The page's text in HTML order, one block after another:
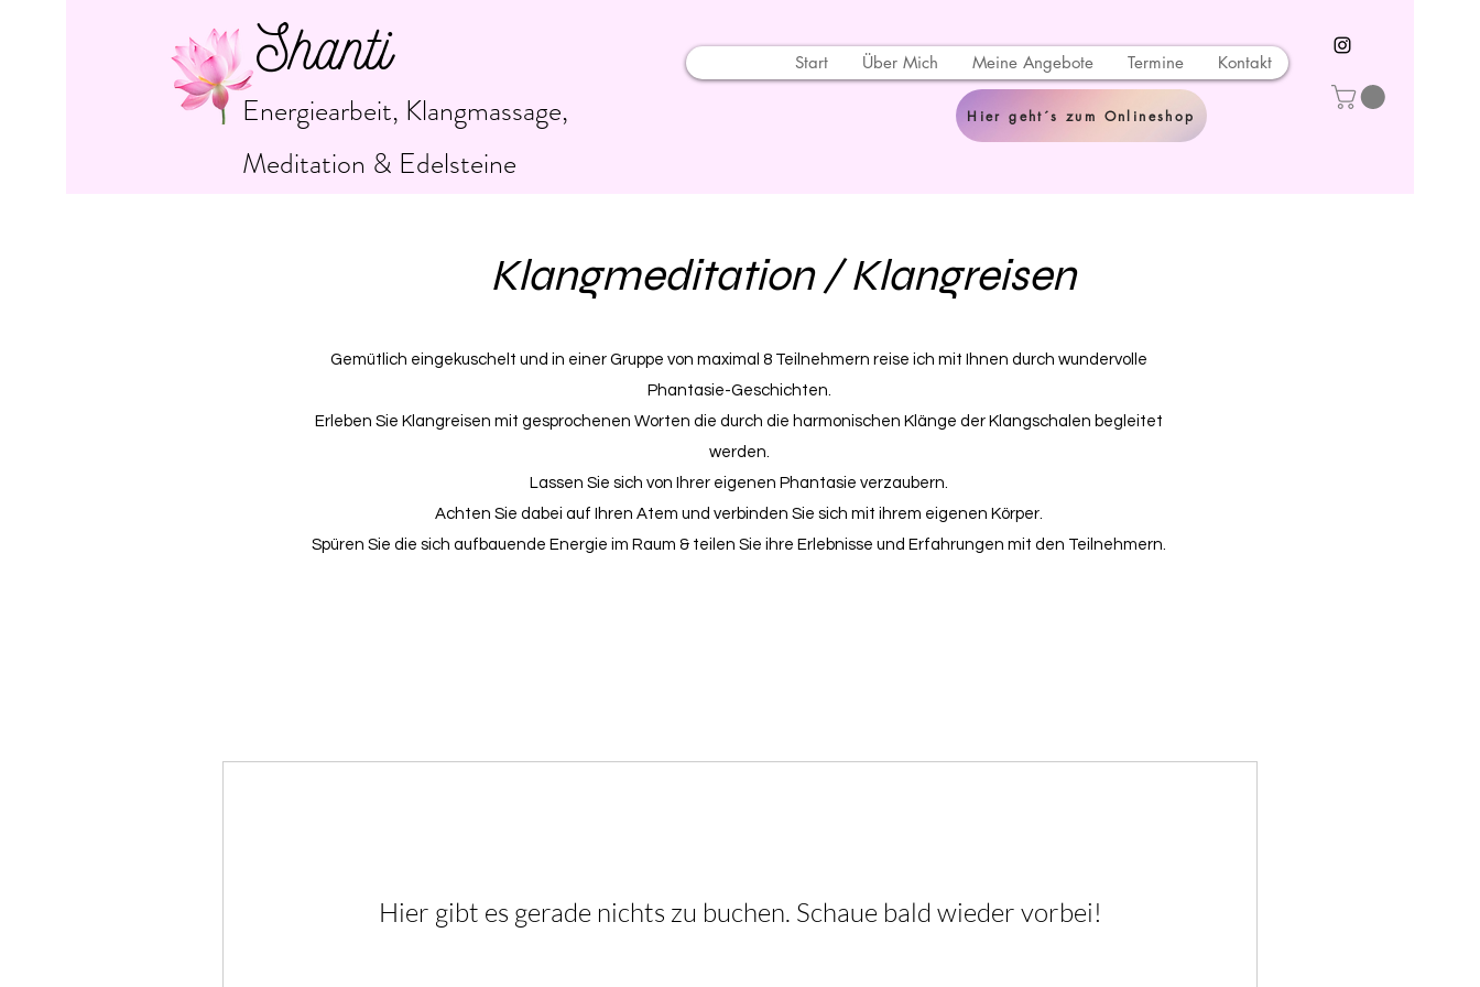
Shanti
Energiearbeit, Klangmassage,
Meditation & Edelsteine
Start Über Mich Meine Angebote Termine Kontakt
Hier geht´s zum Onlineshop
Klangmeditation / Klangreisen
Gemütlich eingekuschelt und in einer Gruppe von maximal 8 Teilnehmern reise ich mit Ihnen durch wundervolle
Phantasie-Geschichten.
Erleben Sie Klangreisen mit gesprochenen Worten die durch die harmonischen Klänge der Klangschalen begleitet
werden.
Lassen Sie sich von Ihrer eigenen Phantasie verzaubern.
Achten Sie dabei auf Ihren Atem und verbinden Sie sich mit ihrem eigenen Körper.
Spüren Sie die sich aufbauende Energie im Raum & teilen Sie ihre Erlebnisse und Erfahrungen mit den Teilnehmern.
Hier gibt es gerade nichts zu buchen. Schaue bald wieder vorbei!